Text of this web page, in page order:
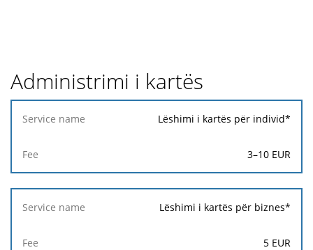
Administrimi i kartës
Service
Lëshimi i kartës për individ*
3–10 EUR
Lëshimi i kartës për biznes*
5 EUR